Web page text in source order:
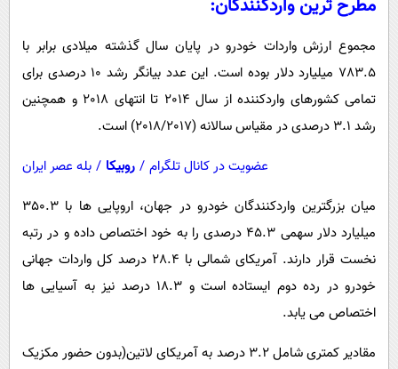
مطرح ترین واردکنندگان:
مجموع ارزش واردات خودرو در پایان سال گذشته میلادی برابر با
783.5 میلیارد دلار بوده است. این عدد بیانگر رشد 10 درصدی برای
تمامی کشورهای واردکننده از سال 2014 تا انتهای 2018 و همچنین
رشد 3.1 درصدی در مقیاس سالانه (2018/2017) است.
عضویت در کانال تلگرام / روبیکا / بله عصر ایران
میان بزرگترین واردکنندگان خودرو در جهان، اروپایی ها با 350.3
میلیارد دلار سهمی 45.3 درصدی را به خود اختصاص داده و در رتبه
نخست قرار دارند. آمریکای شمالی با 28.4 درصد کل واردات جهانی
خودرو در رده دوم ایستاده است و 18.3 درصد نیز به آسیایی ها
اختصاص می یابد.
مقادیر کمتری شامل 3.2 درصد به آمریکای لاتین(بدون حضور مکزیک